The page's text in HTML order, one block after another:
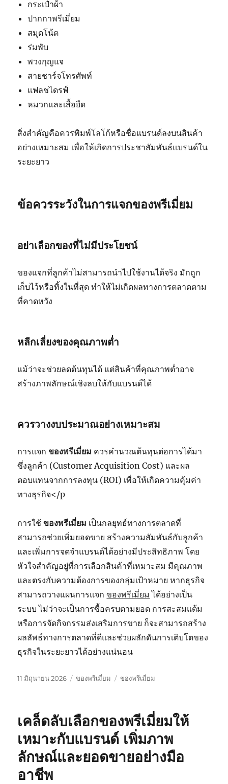
กระเป๋าผ้า
ปากกาพรีเมี่ยม
สมุดโน้ต
ร่มพับ
พวงกุญแจ
สายชาร์จโทรศัพท์
แฟลชไดรฟ์
หมวกและเสื้อยืด
สิ่งสำคัญคือควรพิมพ์โลโก้หรือชื่อแบรนด์ลงบนสินค้า
อย่างเหมาะสม เพื่อให้เกิดการประชาสัมพันธ์แบรนด์ใน
ระยะยาว
ข้อควรระวังในการแจกของพรีเมี่ยม
อย่าเลือกของที่ไม่มีประโยชน์
ของแจกที่ลูกค้าไม่สามารถนำไปใช้งานได้จริง มักถูก
เก็บไว้หรือทิ้งในที่สุด ทำให้ไม่เกิดผลทางการตลาดตาม
ที่คาดหวัง
หลีกเลี่ยงของคุณภาพต่ำ
แม้ว่าจะช่วยลดต้นทุนได้ แต่สินค้าที่คุณภาพต่ำอาจ
สร้างภาพลักษณ์เชิงลบให้กับแบรนด์ได้
ควรวางงบประมาณอย่างเหมาะสม
การแจกของพรีเมี่ยม ควรคำนวณต้นทุนต่อการได้มา
ซึ่งลูกค้า (Customer Acquisition Cost) และผล
ตอบแทนจากการลงทุน (ROI) เพื่อให้เกิดความคุ้มค่า
ทางธุรกิจ</p
การใช้ของพรีเมี่ยม เป็นกลยุทธ์ทางการตลาดที่
สามารถช่วยเพิ่มยอดขาย สร้างความสัมพันธ์กับลูกค้า
และเพิ่มการจดจำแบรนด์ได้อย่างมีประสิทธิภาพ โดย
หัวใจสำคัญอยู่ที่การเลือกสินค้าที่เหมาะสม มีคุณภาพ
และตรงกับความต้องการของกลุ่มเป้าหมาย หากธุรกิจ
สามารถวางแผนการแจกของพรีเมี่ยม ได้อย่างเป็น
ระบบ ไม่ว่าจะเป็นการซื้อครบตามยอด การสะสมแต้ม
หรือการจัดกิจกรรมส่งเสริมการขาย ก็จะสามารถสร้าง
ผลลัพธ์ทางการตลาดที่ดีและช่วยผลักดันการเติบโตของ
ธุรกิจในระยะยาวได้อย่างแน่นอน
เขียน
11 มิถุนายน 2026
หมวด
ของพรีเมี่ยม
ป้าย
ของพรีเมี่ยม
เคล็ดลับเลือกของพรีเมี่ยมให้
เหมาะกับแบรนด์ เพิ่มภาพ
ลักษณ์และยอดขายอย่างมือ
อาชีพ